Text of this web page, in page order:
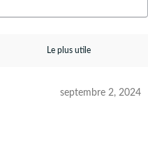
septembre 2, 2024